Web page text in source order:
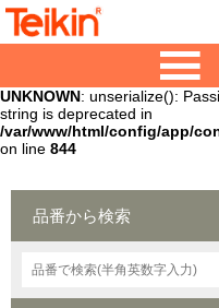
UNKNOWN: unserialize():
string is deprecated in
/var/www/html/config/app/
on line 844
品番から検索